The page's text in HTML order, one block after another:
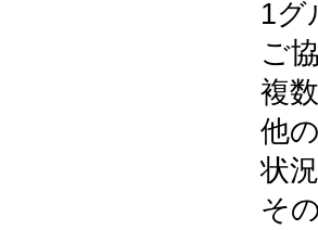
1グ
ご
複
他
状
そ